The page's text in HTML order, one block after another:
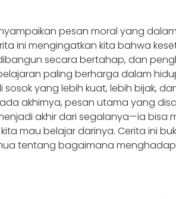
pesan moral yang
ini mengingatkan kita bahwa
secara bertahap, dan
paling berharga dalam
yang lebih kuat, lebih bijak,
akhirnya, pesan utama yang
akhir dari segalanya—ia bisa
mau belajar darinya. Cerita ini
tentang bagaimana